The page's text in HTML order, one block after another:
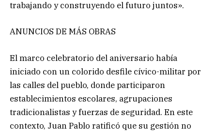
trabajando y construyendo el futuro juntos».
ANUNCIOS DE MÁS OBRAS
El marco celebratorio del aniversario había
iniciado con un colorido desfile cívico-militar por
las calles del pueblo, donde participaron
establecimientos escolares, agrupaciones
tradicionalistas y fuerzas de seguridad. En este
contexto, Juan Pablo ratificó que su gestión no